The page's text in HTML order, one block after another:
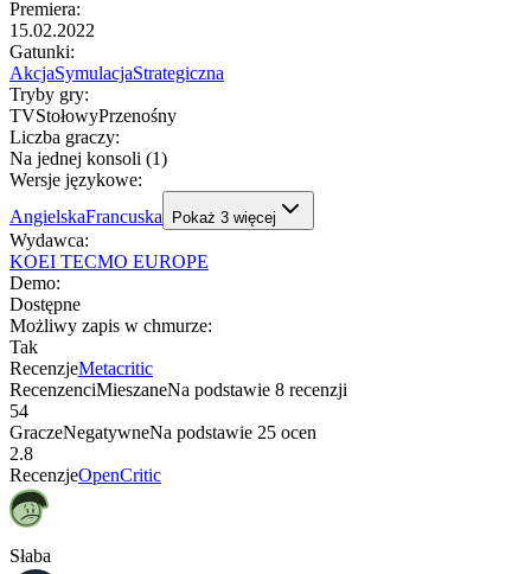
Premiera:
15.02.2022
Gatunki:
AkcjaSymulacjaStrategiczna
Tryby gry:
TVStołowyPrzenośny
Liczba graczy:
Na jednej konsoli (1)
Wersje językowe:
AngielskaFrancuska Pokaż 3 więcej
Wydawca:
KOEI TECMO EUROPE
Demo:
Dostępne
Możliwy zapis w chmurze:
Tak
RecenzjeMetacritic
RecenzenciMieszaneNa podstawie 8 recenzji
54
GraczeNegatywneNa podstawie 25 ocen
2.8
RecenzjeOpenCritic
Słaba